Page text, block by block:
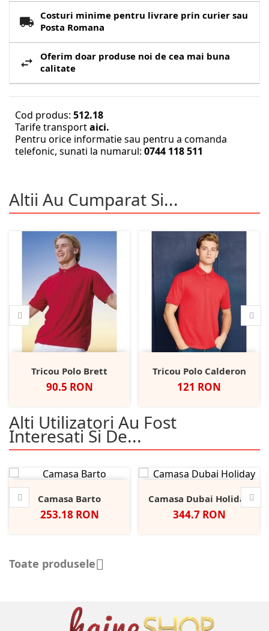
Costuri minime pentru livrare prin curier sau
Posta Romana
Oferim doar produse noi de cea mai buna
calitate
Cod produs: 512.18
Tarife transportaici.
Pentru orice informatie sau pentru a comanda
telefonic, sunati la numarul: 0744 118 511
Altii Au Cumparat Si...
Tricou Polo Brett
Pret
90.5 RON
Tricou Polo Calderon
Pret
121 RON
Alti Utilizatori Au Fost
Interesati Si De...
Camasa Barto
Pret
253.18 RON
Camasa Dubai Holiday
Pret
344.7 RON
Toate produsele